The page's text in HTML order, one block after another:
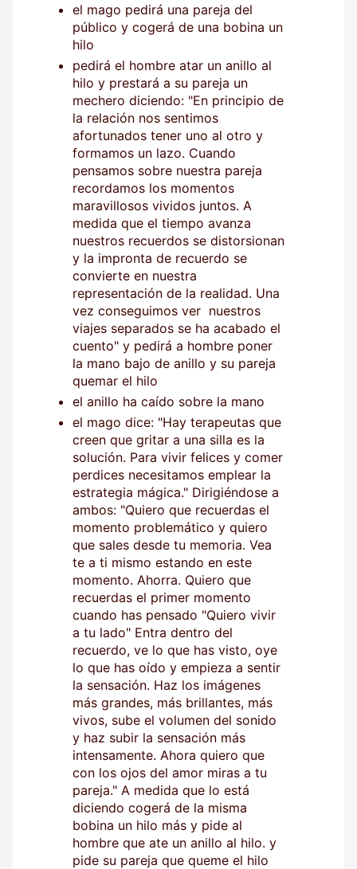
el mago pedirá una pareja del
público y cogerá de una bobina un
hilo
pedirá el hombre atar un anillo al
hilo y prestará a su pareja un
mechero diciendo: "En principio de
la relación nos sentimos
afortunados tener uno al otro y
formamos un lazo. Cuando
pensamos sobre nuestra pareja
recordamos los momentos
maravillosos vividos juntos. A
medida que el tiempo avanza
nuestros recuerdos se distorsionan
y la impronta de recuerdo se
convierte en nuestra
representación de la realidad. Una
vez conseguimos ver nuestros
viajes separados se ha acabado el
cuento" y pedirá a hombre poner
la mano bajo de anillo y su pareja
quemar el hilo
el anillo ha caído sobre la mano
el mago dice: "Hay terapeutas que
creen que gritar a una silla es la
solución. Para vivir felices y comer
perdices necesitamos emplear la
estrategia mágica." Dirigiéndose a
ambos: "Quiero que recuerdas el
momento problemático y quiero
que sales desde tu memoria. Vea
te a ti mismo estando en este
momento. Ahorra. Quiero que
recuerdas el primer momento
cuando has pensado "Quiero vivir
a tu lado" Entra dentro del
recuerdo, ve lo que has visto, oye
lo que has oído y empieza a sentir
la sensación. Haz los imágenes
más grandes, más brillantes, más
vivos, sube el volumen del sonido
y haz subir la sensación más
intensamente. Ahora quiero que
con los ojos del amor miras a tu
pareja." A medida que lo está
diciendo cogerá de la misma
bobina un hilo más y pide al
hombre que ate un anillo al hilo. y
pide su pareja que queme el hilo